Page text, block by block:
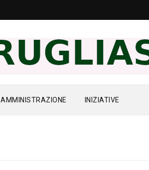
AMMINISTRAZIONE INIZIATIVE